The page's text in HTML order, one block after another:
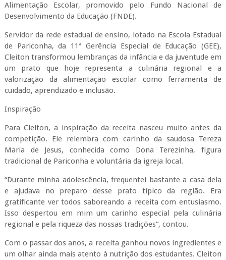
Alimentação Escolar, promovido pelo Fundo Nacional de
Desenvolvimento da Educação (FNDE).
Servidor da rede estadual de ensino, lotado na Escola Estadual
de Pariconha, da 11ª Gerência Especial de Educação (GEE),
Cleiton transformou lembranças da infância e da juventude em
um prato que hoje representa a culinária regional e a
valorização da alimentação escolar como ferramenta de
cuidado, aprendizado e inclusão.
Inspiração
Para Cleiton, a inspiração da receita nasceu muito antes da
competição. Ele relembra com carinho da saudosa Tereza
Maria de Jesus, conhecida como Dona Terezinha, figura
tradicional de Pariconha e voluntária da igreja local.
“Durante minha adolescência, frequentei bastante a casa dela
e ajudava no preparo desse prato típico da região. Era
gratificante ver todos saboreando a receita com entusiasmo.
Isso despertou em mim um carinho especial pela culinária
regional e pela riqueza das nossas tradições”, contou.
Com o passar dos anos, a receita ganhou novos ingredientes e
um olhar ainda mais atento à nutrição dos estudantes. Cleiton